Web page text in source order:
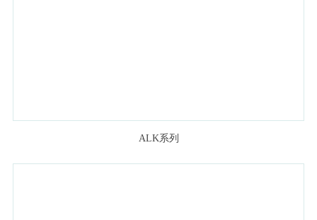
ALK系列